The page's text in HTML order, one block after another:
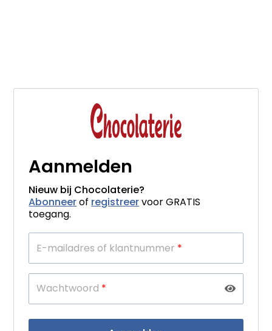
Aanmelden
Nieuw bij Chocolaterie?
Abonneerof registreervoor GRATIS
toegang.
E-mailadres of klantnummer *
Wachtwoord *